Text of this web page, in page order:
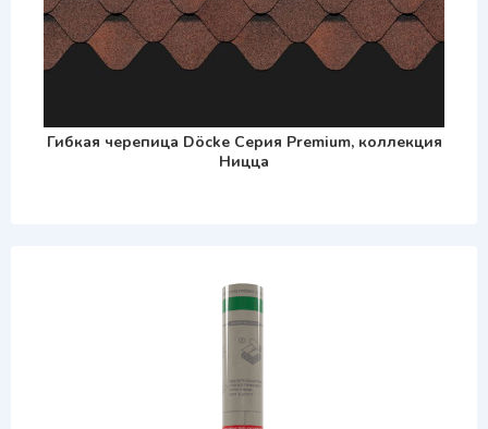
Гибкая черепица Döcke Серия Premium, коллекция
Ницца